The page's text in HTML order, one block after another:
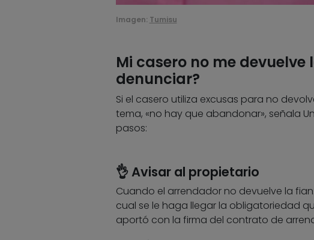
Imagen: Tumisu
Mi casero no me
denunciar?
Si el casero utiliza excusas para no
tema, «no hay que abandonar», señala
pasos:
👌 Avisar al propietario
Cuando el arrendador no devuelve la
cual se le haga llegar la obligatoriedad
aportó con la firma del contrato de